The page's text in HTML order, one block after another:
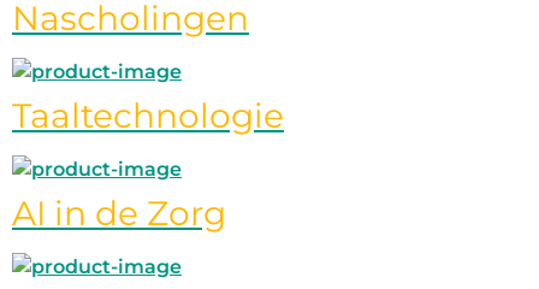
Nascholingen
Taaltechnologie
AI in de Zorg